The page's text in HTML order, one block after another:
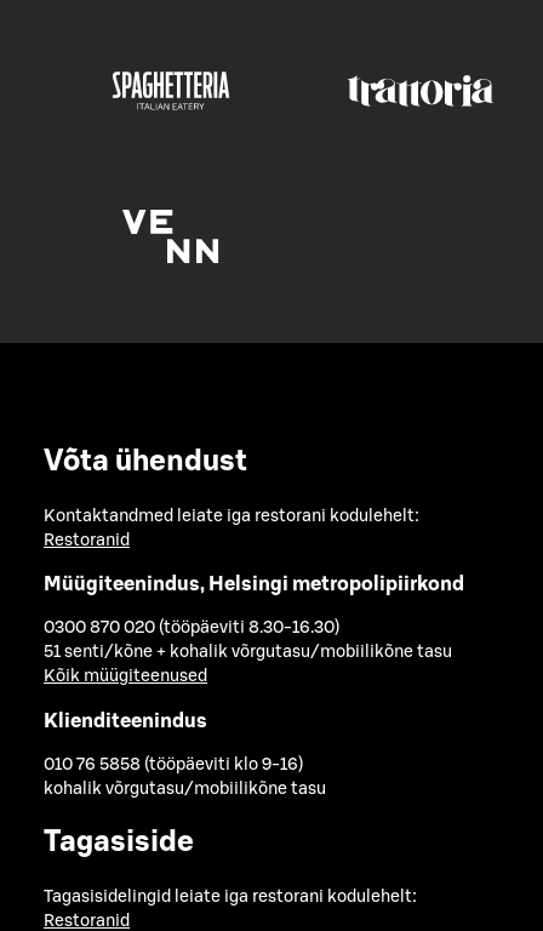
Võta ühendust
Kontaktandmed leiate iga restorani kodulehelt:
Restoranid
Müügiteenindus, Helsingi metropolipiirkond
0300 870 020 (tööpäeviti 8.30-16.30)
51 senti/kõne + kohalik võrgutasu/mobiilikõne tasu
Kõik müügiteenused
Klienditeenindus
010 76 5858 (tööpäeviti klo 9-16)
kohalik võrgutasu/mobiilikõne tasu
Tagasiside
Tagasisidelingid leiate iga restorani kodulehelt:
Restoranid